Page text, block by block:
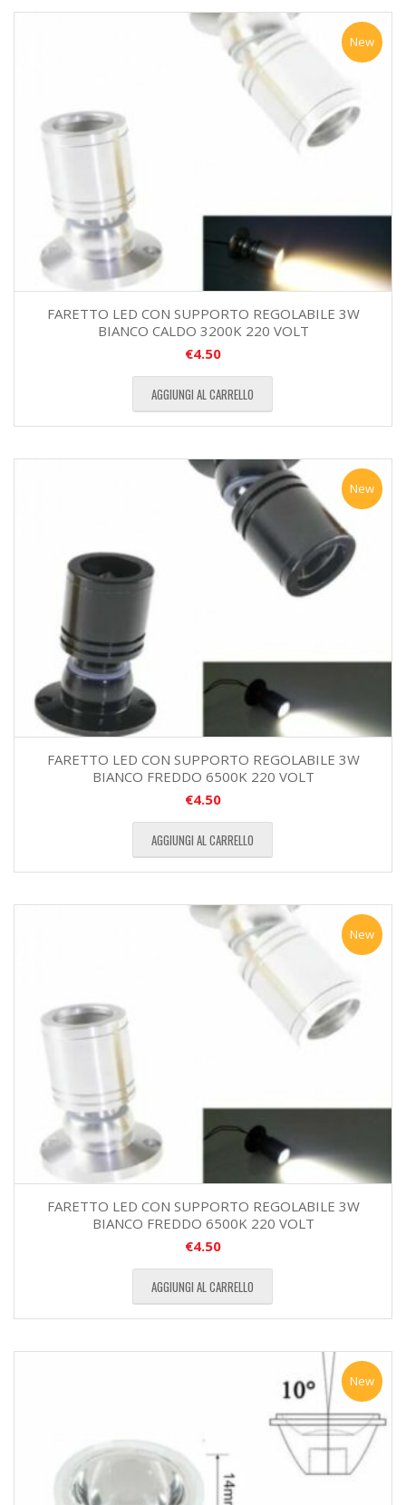
New
FARETTO LED CON SUPPORTO REGOLABILE 3W
BIANCO CALDO 3200K 220 VOLT
€4.50
AGGIUNGI AL CARRELLO
New
FARETTO LED CON SUPPORTO REGOLABILE 3W
BIANCO FREDDO 6500K 220 VOLT
€4.50
AGGIUNGI AL CARRELLO
New
FARETTO LED CON SUPPORTO REGOLABILE 3W
BIANCO FREDDO 6500K 220 VOLT
€4.50
AGGIUNGI AL CARRELLO
New